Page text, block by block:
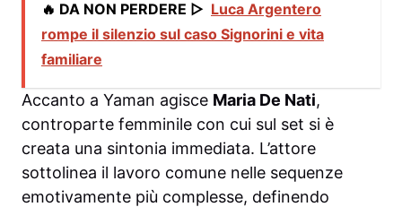
🔥 DA NON PERDERE ▷ Luca Argentero
rompe il silenzio sul caso Signorini e vita
familiare
Accanto a Yaman agisce Maria De Nati,
controparte femminile con cui sul set si è
creata una sintonia immediata. L’attore
sottolinea il lavoro comune nelle sequenze
emotivamente più complesse, definendo